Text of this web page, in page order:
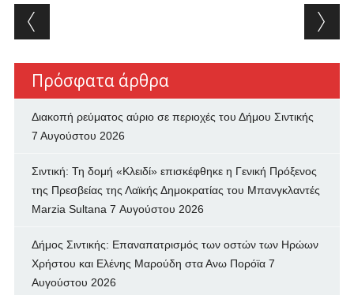
Post navigation
Πρόσφατα άρθρα
Διακοπή ρεύματος αύριο σε περιοχές του Δήμου Σιντικής
7 Αυγούστου 2026
Σιντική: Τη δομή «Κλειδί» επισκέφθηκε η Γενική Πρόξενος
της Πρεσβείας της Λαϊκής Δημοκρατίας του Μπανγκλαντές
Marzia Sultana 7 Αυγούστου 2026
Δήμος Σιντικής: Επαναπατρισμός των oστών των Ηρώων
Χρήστου και Ελένης Μαρούδη στα Ανω Πορόϊα 7
Αυγούστου 2026